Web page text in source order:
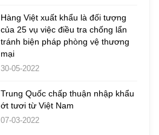
Hàng Việt xuất khẩu là đối tượng
của 25 vụ việc điều tra chống lẩn
tránh biện pháp phòng vệ thương
mại
30-05-2022
Trung Quốc chấp thuận nhập khẩu
ớt tươi từ Việt Nam
07-03-2022